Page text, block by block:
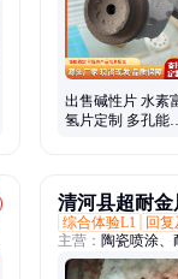
出售碱性片 水素
氢片定制 多孔能
清河县超耐金
综合体验L1
回复
主营： 陶瓷喷涂、
涂层